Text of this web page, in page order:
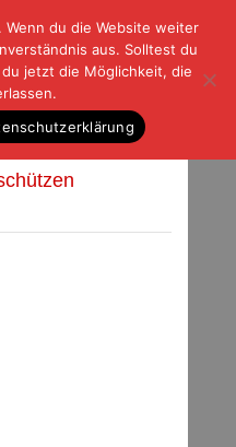
der Rest
|DATENSCHUTZ
Bendtnder
Wenn du die Website weiter
aus. Solltest du
jetzt die Möglichkeit, die